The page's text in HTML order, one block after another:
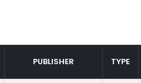
PUBLISHER TYPE